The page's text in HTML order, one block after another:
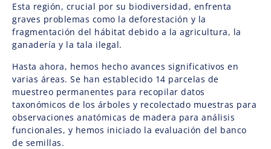
Esta región, crucial por su biodiversidad, enfrenta
graves problemas como la deforestación y la
fragmentación del hábitat debido a la agricultura, la
ganadería y la tala ilegal.
Hasta ahora, hemos hecho avances significativos en
varias áreas. Se han establecido 14 parcelas de
muestreo permanentes para recopilar datos
taxonómicos de los árboles y recolectado muestras para
observaciones anatómicas de madera para análisis
funcionales, y hemos iniciado la evaluación del banco
de semillas.